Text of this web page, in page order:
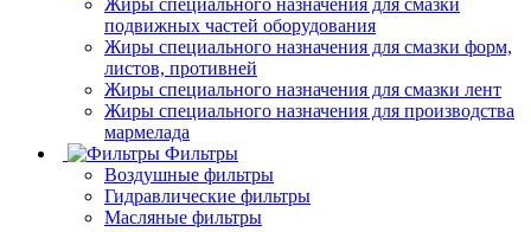
подвижных частей оборудования
Жиры специального назначения для смазки форм,
листов, противней
Жиры специального назначения для смазки лент
Жиры специального назначения для производства
мармелада
Фильтры
Воздушные фильтры
Гидравлические фильтры
Масляные фильтры